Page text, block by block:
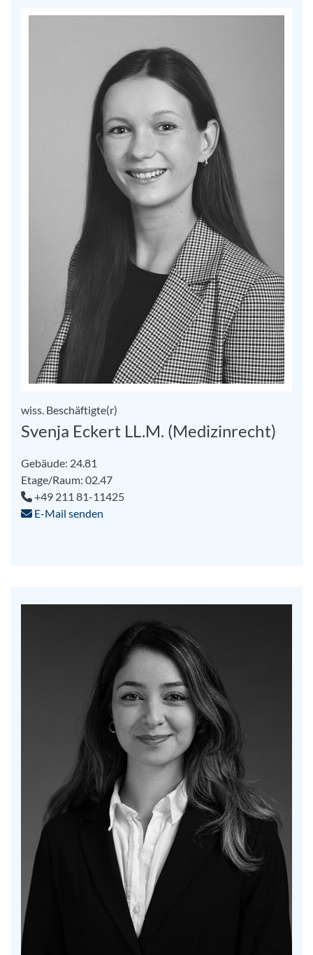
wiss. Beschäftigte(r)
Svenja Eckert LL.M. (Medizinrecht)
Gebäude: 24.81
Etage/Raum: 02.47
+49 211 81-11425
E-Mail senden